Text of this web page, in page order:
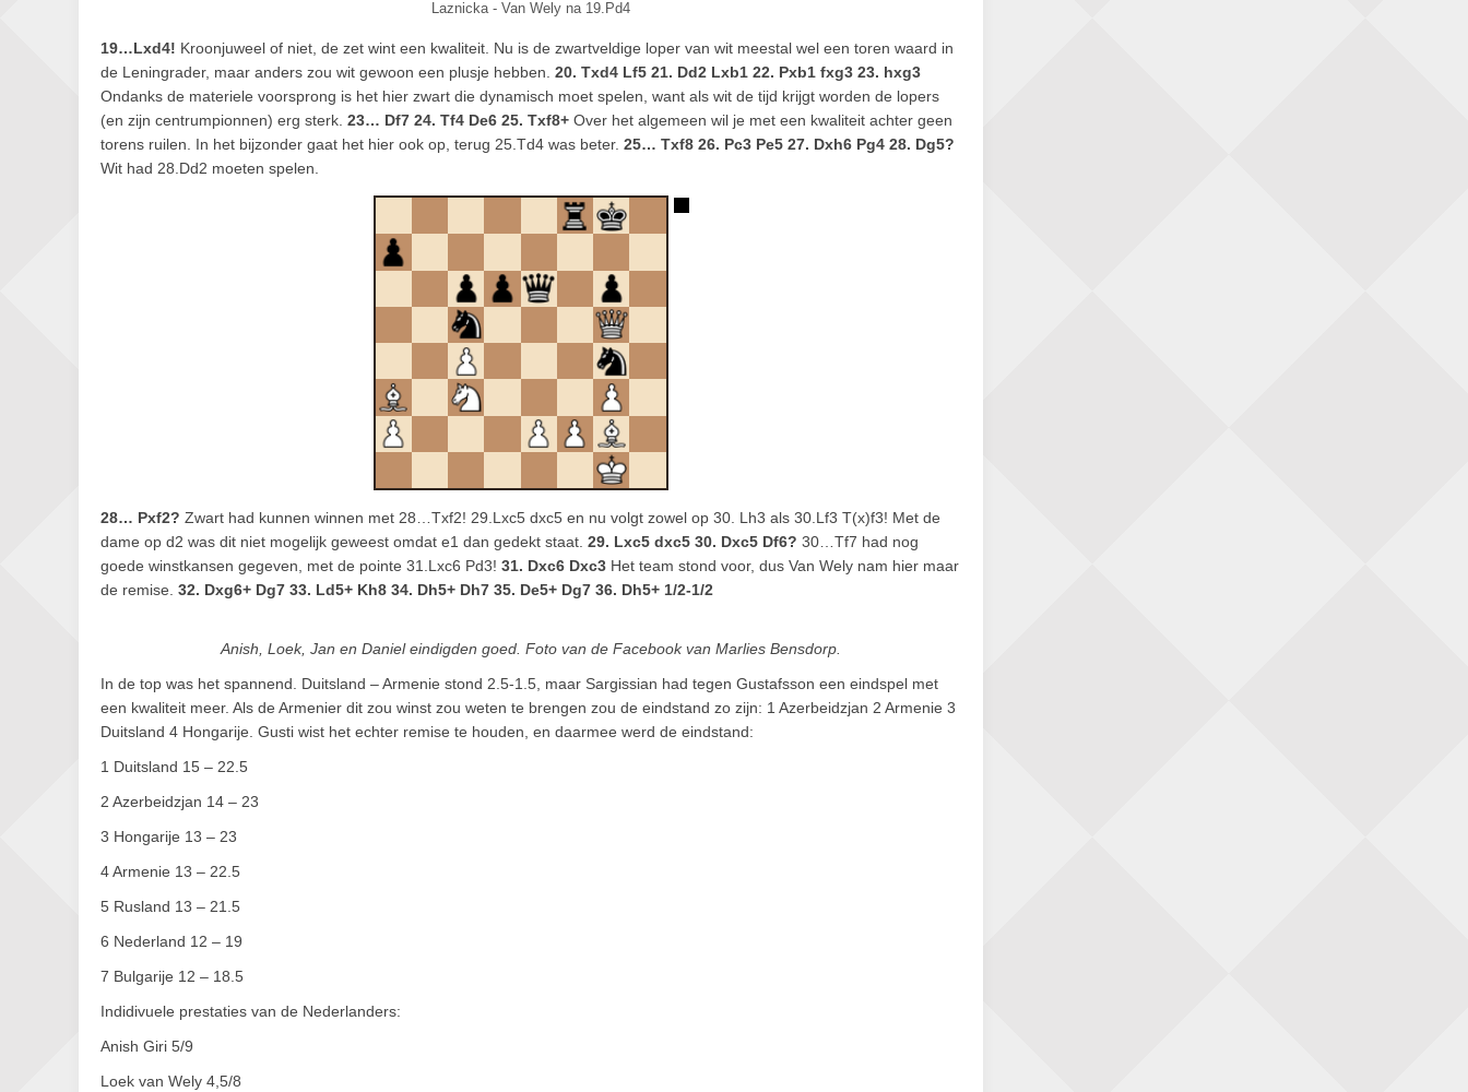
Laznicka - Van Wely na 19.Pd4
19…Lxd4! Kroonjuweel of niet, de zet wint een kwaliteit. Nu is de zwartveldige loper van wit meestal wel een toren waard in
de Leningrader, maar anders zou wit gewoon een plusje hebben. 20. Txd4 Lf5 21. Dd2 Lxb1 22. Pxb1 fxg3 23. hxg3
Ondanks de materiele voorsprong is het hier zwart die dynamisch moet spelen, want als wit de tijd krijgt worden de lopers
(en zijn centrumpionnen) erg sterk. 23… Df7 24. Tf4 De6 25. Txf8+ Over het algemeen wil je met een kwaliteit achter geen
torens ruilen. In het bijzonder gaat het hier ook op, terug 25.Td4 was beter. 25… Txf8 26. Pc3 Pe5 27. Dxh6 Pg4 28. Dg5?
Wit had 28.Dd2 moeten spelen.
28… Pxf2? Zwart had kunnen winnen met 28…Txf2! 29.Lxc5 dxc5 en nu volgt zowel op 30. Lh3 als 30.Lf3 T(x)f3! Met de
dame op d2 was dit niet mogelijk geweest omdat e1 dan gedekt staat. 29. Lxc5 dxc5 30. Dxc5 Df6? 30…Tf7 had nog
goede winstkansen gegeven, met de pointe 31.Lxc6 Pd3! 31. Dxc6 Dxc3 Het team stond voor, dus Van Wely nam hier maar
de remise. 32. Dxg6+ Dg7 33. Ld5+ Kh8 34. Dh5+ Dh7 35. De5+ Dg7 36. Dh5+ 1/2-1/2
Anish, Loek, Jan en Daniel eindigden goed. Foto van de Facebook van Marlies Bensdorp.
In de top was het spannend. Duitsland – Armenie stond 2.5-1.5, maar Sargissian had tegen Gustafsson een eindspel met
een kwaliteit meer. Als de Armenier dit zou winst zou weten te brengen zou de eindstand zo zijn: 1 Azerbeidzjan 2 Armenie 3
Duitsland 4 Hongarije. Gusti wist het echter remise te houden, en daarmee werd de eindstand:
1 Duitsland 15 – 22.5
2 Azerbeidzjan 14 – 23
3 Hongarije 13 – 23
4 Armenie 13 – 22.5
5 Rusland 13 – 21.5
6 Nederland 12 – 19
7 Bulgarije 12 – 18.5
Indidivuele prestaties van de Nederlanders:
Anish Giri 5/9
Loek van Wely 4,5/8